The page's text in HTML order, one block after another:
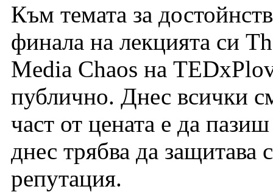
Към темата за
финала на лекцията си
Media Chaos на
публично. Днес всички
част от цената е да
днес трябва да защитава
репутация.